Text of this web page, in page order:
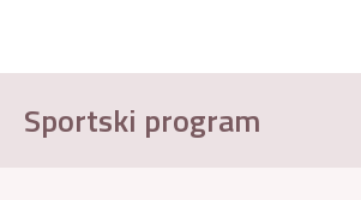
Sportski program